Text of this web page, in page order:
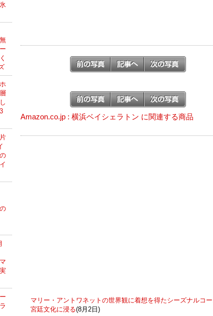
Amazon.co.jp : 横浜ベイシェラトン に関連する商品
マリー・アントワネットの世界観に着想を得たシーズナルコ
宮廷文化に浸る(8月2日)